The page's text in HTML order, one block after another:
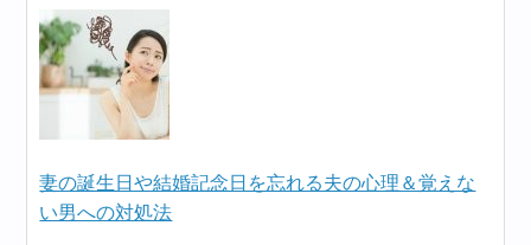
妻の誕生日や結婚記念日を忘れる夫の心理＆覚えな
い男への対処法